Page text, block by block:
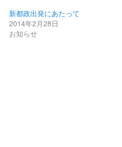
新都政出発にあたって
2014年2月28日
お知らせ